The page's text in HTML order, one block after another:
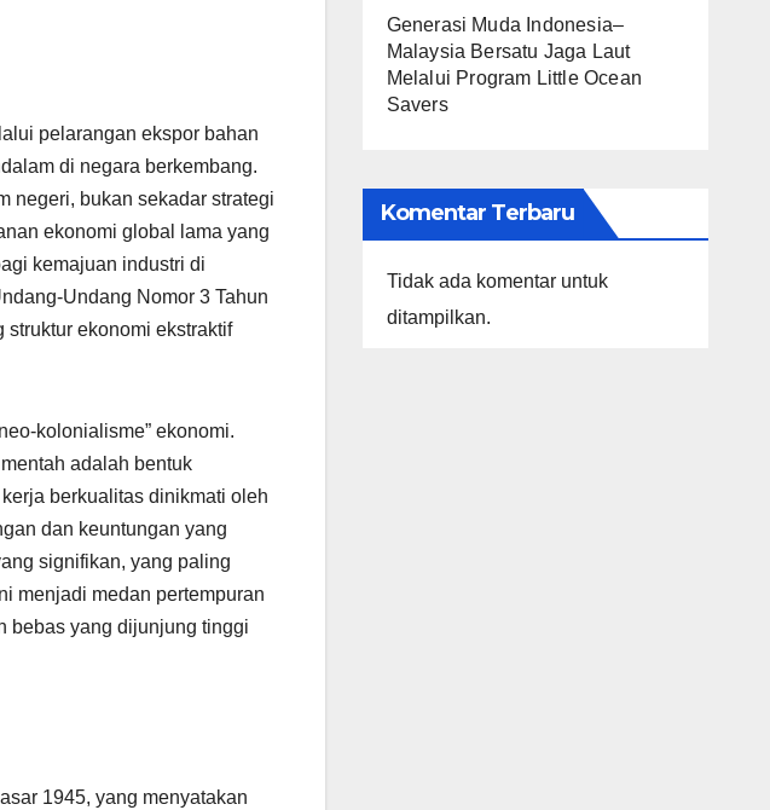
pelarangan ekspor bahan
di negara berkembang.
negeri, bukan sekadar strategi
ekonomi global lama yang
kemajuan industri di
Undang Nomor 3 Tahun
ekonomi ekstraktif
kolonialisme” ekonomi.
adalah bentuk
berkualitas dinikmati oleh
dan keuntungan yang
signifikan, yang paling
menjadi medan pertempuran
bebas yang dijunjung tinggi
1945, yang menyatakan
Generasi Muda Indonesia–
Malaysia Bersatu Jaga Laut
Melalui Program Little Ocean
Savers
Komentar Terbaru
Tidak ada komentar untuk
ditampilkan.